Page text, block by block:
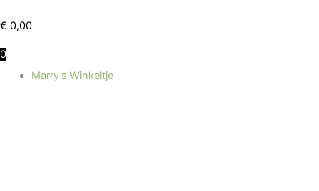
naar
inhoud
€ 0,00
0
Marry’s Winkeltje